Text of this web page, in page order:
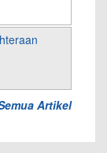
Artikel